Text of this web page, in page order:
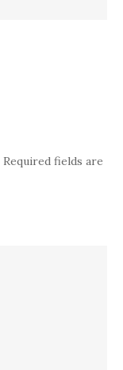
Required fields are